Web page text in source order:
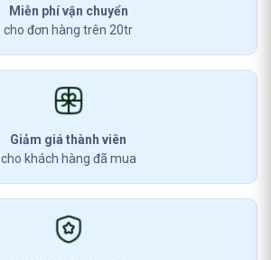
Miễn phí vận chuyển
cho đơn hàng trên 20tr
Giảm giá thành viên
cho khách hàng đã mua